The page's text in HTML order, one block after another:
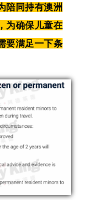
陪同持有澳洲
，为确保儿童在
要满足一下条